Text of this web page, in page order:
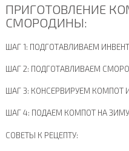
ПРИГОТОВЛЕНИЕ
СМОРОДИНЫ:
ШАГ 1: ПОДГОТАВЛИВАЕМ
ШАГ 2: ПОДГОТАВЛИВАЕМ
ШАГ 3: КОНСЕРВИРУЕМ КОМПОТ
ШАГ 4: ПОДАЕМ КОМПОТ НА
СОВЕТЫ К РЕЦЕПТУ: